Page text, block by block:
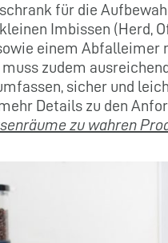
für die
Imbissen (Herd,
einem Abfalleimer
zudem
sicher und
Details zu den
zu wahren